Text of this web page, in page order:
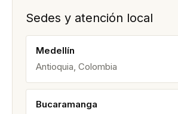
Sedes y atención local
Medellín
Antioquia, Colombia
Bucaramanga